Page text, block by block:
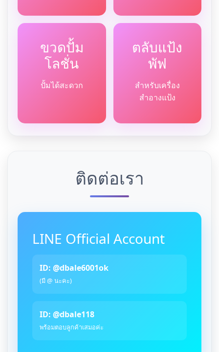
ขวดปั้ม
โลชั่น
ปั้มได้สะดวก
ตลับแป้ง
พัฟ
สำหรับเครื่อง
สำอางแป้ง
ติดต่อเรา
LINE Official Account
ID: @dbale6001ok
(มี @ นะคะ)
ID: @dbale118
พร้อมตอบลูกค้าเสมอค่ะ